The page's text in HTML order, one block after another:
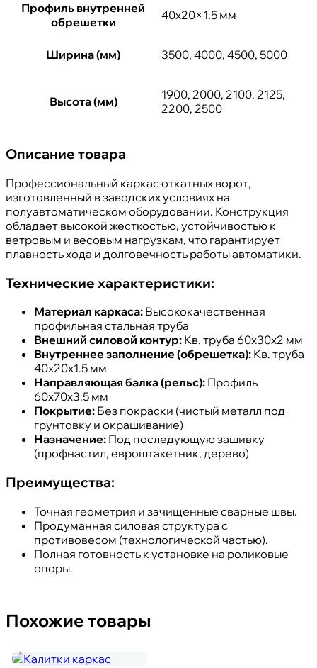
Профиль внутренней
обрешетки
40х20×1.5 мм
Ширина (мм) 3500, 4000, 4500, 5000
Высота (мм)
1900, 2000, 2100, 2125,
2200, 2500
Описание товара
Профессиональный каркас откатных ворот,
изготовленный в заводских условиях на
полуавтоматическом оборудовании. Конструкция
обладает высокой жесткостью, устойчивостью к
ветровым и весовым нагрузкам, что гарантирует
плавность хода и долговечность работы автоматики.
Технические характеристики:
Материал каркаса: Высококачественная
профильная стальная труба
Внешний силовой контур: Кв. труба 60х30х2 мм
Внутреннее заполнение (обрешетка): Кв. труба
40х20х1.5 мм
Направляющая балка (рельс): Профиль
60х70х3.5 мм
Покрытие: Без покраски (чистый металл под
грунтовку и окрашивание)
Назначение: Под последующую зашивку
(профнастил, евроштакетник, дерево)
Преимущества:
Точная геометрия и зачищенные сварные швы.
Продуманная силовая структура с
противовесом (технологической частью).
Полная готовность к установке на роликовые
опоры.
Похожие товары